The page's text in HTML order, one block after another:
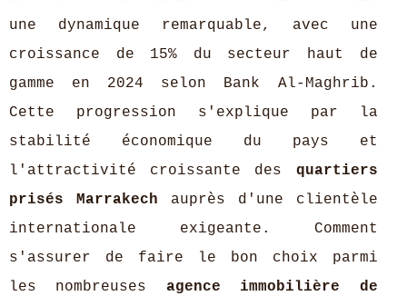
une dynamique remarquable, avec une
croissance de 15% du secteur haut de
gamme en 2024 selon Bank Al-Maghrib.
Cette progression s'explique par la
stabilité économique du pays et
l'attractivité croissante des quartiers
prisés Marrakech auprès d'une clientèle
internationale exigeante. Comment
s'assurer de faire le bon choix parmi
les nombreuses agence immobilière de